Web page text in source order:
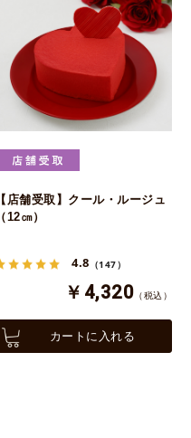
【店舗受取】クール・ルージュ
（12㎝）
4.8 （147）
￥4,320 （税込）
カートに入れる